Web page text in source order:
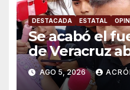
DESTACADA ESTATAL
Se acabó el
de Veracruz
proceso
de Úrsulo
AGO 5, 2026